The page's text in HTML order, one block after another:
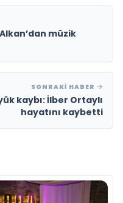
müzik
SONRAKI HABER
kaybı: İlber Ortaylı
hayatını kaybetti